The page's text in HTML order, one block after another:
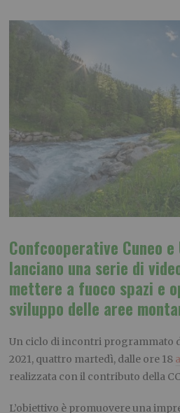
Confcooperative Cuneo e
lanciano una serie di
mettere a fuoco spazi e
sviluppo delle aree
Un ciclo di incontri programmato
2021, quattro martedì, dalle ore 18
realizzata con il contributo della
L’obiettivo è promuovere una